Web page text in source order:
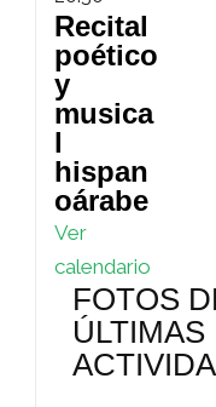
Recital
poético
y
musica
l
hispan
oárabe
Ver
calendario
FOTOS
ÚLTIMAS